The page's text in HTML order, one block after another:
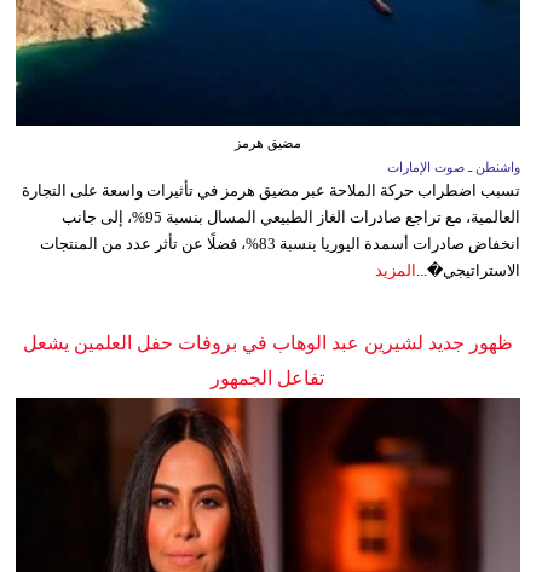
مضيق هرمز
واشنطن ـ صوت الإمارات
تسبب اضطراب حركة الملاحة عبر مضيق هرمز في تأثيرات واسعة على التجارة
العالمية، مع تراجع صادرات الغاز الطبيعي المسال بنسبة 95%، إلى جانب
انخفاض صادرات أسمدة اليوريا بنسبة 83%، فضلًا عن تأثر عدد من المنتجات
الاستراتيجي�... المزيد
ظهور جديد لشيرين عبد الوهاب في بروفات حفل العلمين يشعل
تفاعل الجمهور